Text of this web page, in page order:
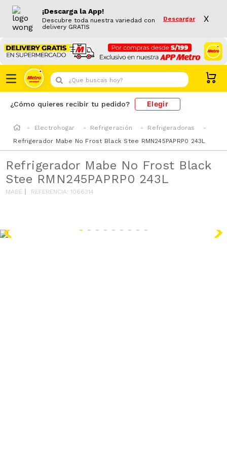
¡Descarga la App!
Descubre toda nuestra variedad con
delivery GRATIS
Descargar X
¿Que buscas hoy?
¿Cómo quieres recibir tu pedido? Elegir
Electrohogar Refrigeración
Refrigeradoras
Refrigerador Mabe No Frost Black Stee RMN245PAPRP0 243L
Refrigerador Mabe No Frost Black
Stee RMN245PAPRP0 243L
MABE REFERENCIA:1066314